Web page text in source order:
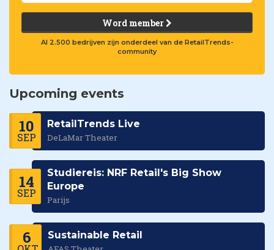
Word member
Al 2.500 bedrijven zijn onderdeel van de RetailTrends-
community
Upcoming events
10
SEP
RetailTrends Live
DeLaMar Theater
14
SEP
Studiereis: NRF Retail's Big Show
Europe
Parijs
6 Sustainable Retail